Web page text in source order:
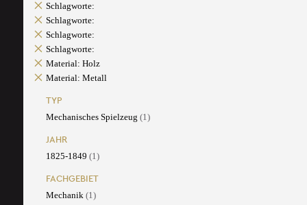
Schlagworte:
Schlagworte:
Schlagworte:
Schlagworte:
Material: Holz
Material: Metall
TYP
Mechanisches Spielzeug (1)
JAHR
1825-1849 (1)
FACHGEBIET
Mechanik (1)